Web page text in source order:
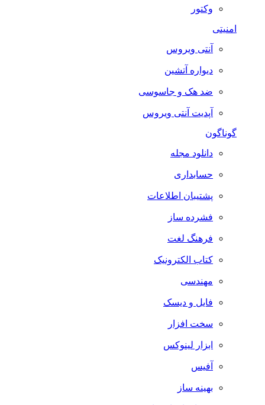
وکتور
امنیتی
آنتی ویروس
دیواره آتشین
ضد هک و جاسوسی
آپدیت آنتی ویروس
گوناگون
دانلود مجله
حسابداری
پشتیبان اطلاعات
فشرده ساز
فرهنگ لغت
کتاب الکترونیک
مهندسی
فایل و دیسک
سخت افزار
ابزار لینوکس
آفیس
بهینه ساز